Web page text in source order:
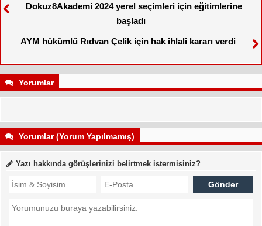
Dokuz8Akademi 2024 yerel seçimleri için eğitimlerine
başladı
AYM hükümlü Rıdvan Çelik için hak ihlali kararı verdi
Yorumlar
Yorumlar (Yorum Yapılmamış)
Yazı hakkında görüşlerinizi belirtmek istermisiniz?